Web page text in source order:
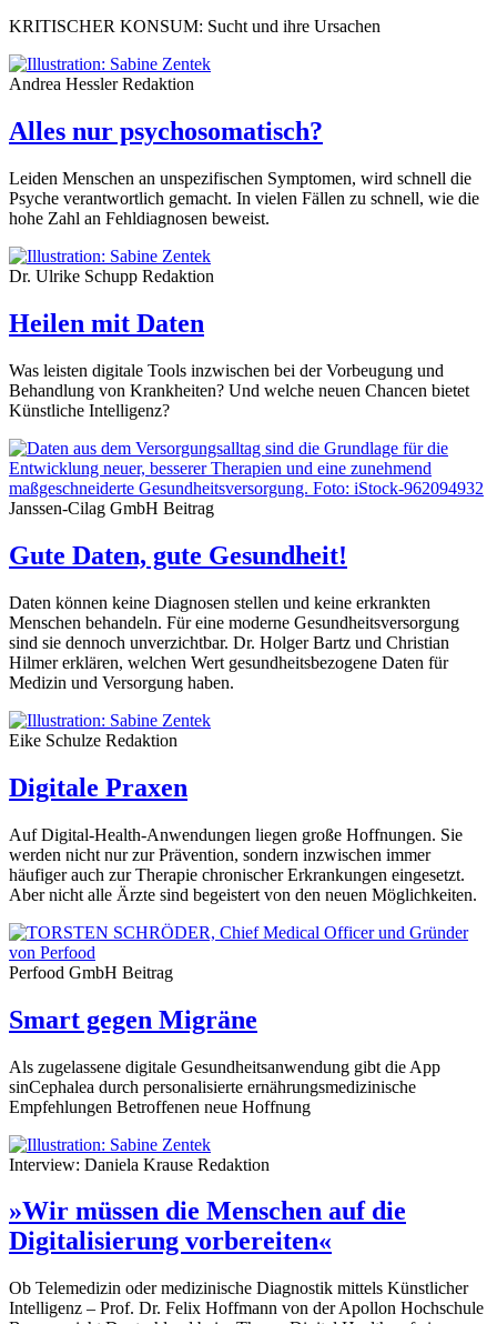
KRITISCHER KONSUM: Sucht und ihre Ursachen
Andrea HesslerRedaktion
Alles nur psychosomatisch?
Leiden Menschen an unspezifischen Symptomen, wird schnell die
Psyche verantwortlich gemacht. In vielen Fällen zu schnell, wie die
hohe Zahl an Fehldiagnosen beweist.
Dr. Ulrike Schupp Redaktion
Heilen mit Daten
Was leisten digitale Tools inzwischen bei der Vorbeugung und
Behandlung von Krankheiten? Und welche neuen Chancen bietet
Künstliche Intelligenz?
Janssen-Cilag GmbH Beitrag
Gute Daten, gute Gesundheit!
Daten können keine Diagnosen stellen und keine erkrankten
Menschen behandeln. Für eine moderne Gesundheitsversorgung
sind sie dennoch unverzichtbar. Dr. Holger Bartz und Christian
Hilmer erklären, welchen Wert gesundheitsbezogene Daten für
Medizin und Versorgung haben.
Eike Schulze Redaktion
Digitale Praxen
Auf Digital-Health-Anwendungen liegen große Hoffnungen. Sie
werden nicht nur zur Prävention, sondern inzwischen immer
häufiger auch zur Therapie chronischer Erkrankungen eingesetzt.
Aber nicht alle Ärzte sind begeistert von den neuen Möglichkeiten.
Perfood GmbH Beitrag
Smart gegen Migräne
Als zugelassene digitale Gesundheitsanwendung gibt die App
sinCephalea durch personalisierte ernährungsmedizinische
Empfehlungen Betroffenen neue Hoffnung
Interview: Daniela Krause Redaktion
»Wir müssen die Menschen auf die
Digitalisierung vorbereiten«
Ob Telemedizin oder medizinische Diagnostik mittels Künstlicher
Intelligenz – Prof. Dr. Felix Hoffmann von der Apollon Hochschule